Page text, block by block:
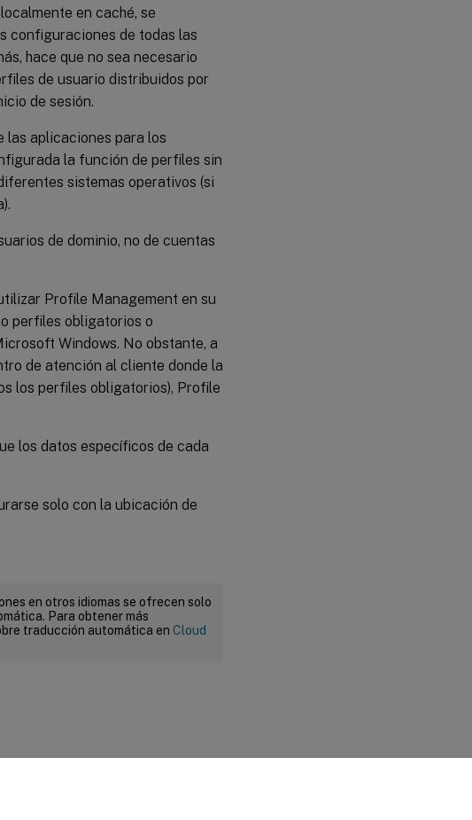
en caché, se
configuraciones de todas las
hace que no sea necesario
de usuario distribuidos por
de sesión.
aplicaciones para los
la función de perfiles sin
sistemas operativos (si
de dominio, no de cuentas
Profile Management en su
perfiles obligatorios o
Windows. No obstante, a
de atención al cliente donde la
los perfiles obligatorios), Profile
los datos específicos de cada
solo con la ubicación de
en otros idiomas se ofrecen solo
Para obtener más
traducción automática en Cloud